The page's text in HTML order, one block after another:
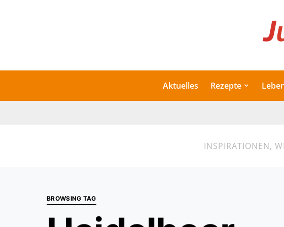
Aktuelles Rezepte
INSPIRATIONEN,
BROWSING TAG